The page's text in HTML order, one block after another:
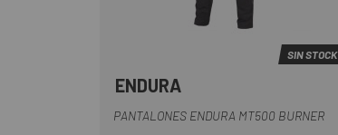
Azul
SIN STOCK
ENDURA
PANTALONES ENDURA MT500 BURNER